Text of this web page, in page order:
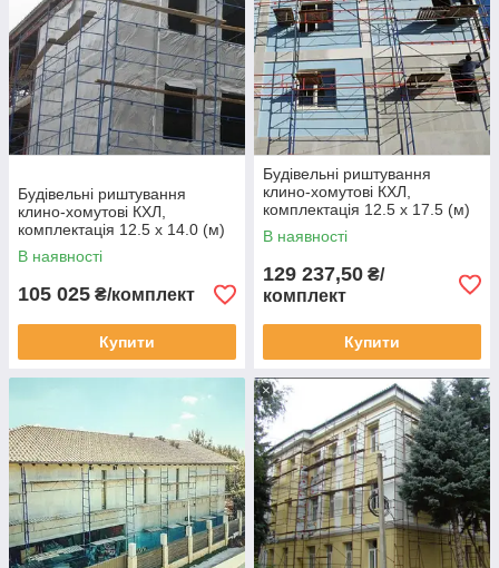
Будівельні риштування
клино-хомутові КХЛ,
комплектація 12.5 х 14.0 (м)
В наявності
105 025 ₴/комплект
Купити
Будівельні риштування
клино-хомутові КХЛ,
комплектація 12.5 х 17.5 (м)
В наявності
129 237,50 ₴/
комплект
Купити